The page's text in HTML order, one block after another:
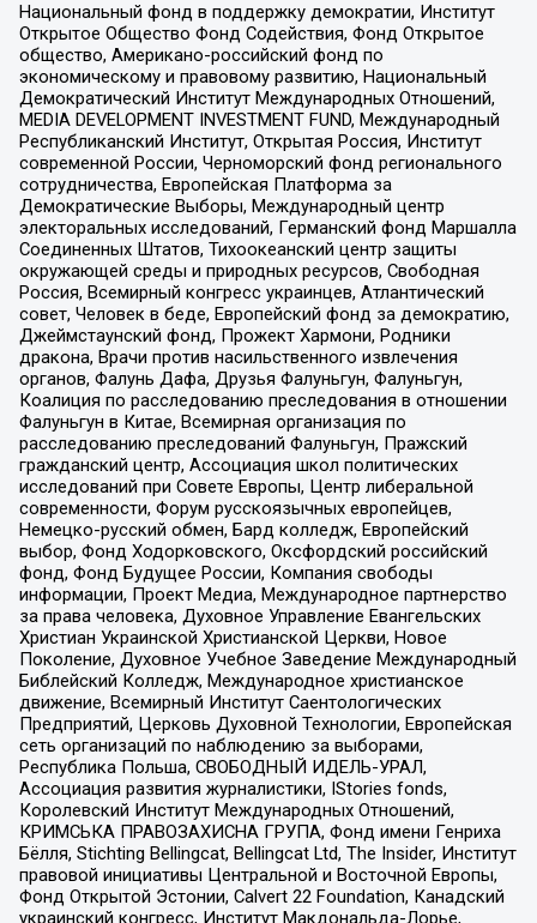
Национальный фонд в поддержку демократии, Институт
Открытое Общество Фонд Содействия, Фонд Открытое
общество, Американо-российский фонд по
экономическому и правовому развитию, Национальный
Демократический Институт Международных Отношений,
MEDIA DEVELOPMENT INVESTMENT FUND, Международный
Республиканский Институт, Открытая Россия, Институт
современной России, Черноморский фонд регионального
сотрудничества, Европейская Платформа за
Демократические Выборы, Международный центр
электоральных исследований, Германский фонд Маршалла
Соединенных Штатов, Тихоокеанский центр защиты
окружающей среды и природных ресурсов, Свободная
Россия, Всемирный конгресс украинцев, Атлантический
совет, Человек в беде, Европейский фонд за демократию,
Джеймстаунский фонд, Прожект Хармони, Родники
дракона, Врачи против насильственного извлечения
органов, Фалунь Дафа, Друзья Фалуньгун, Фалуньгун,
Коалиция по расследованию преследования в отношении
Фалуньгун в Китае, Всемирная организация по
расследованию преследований Фалуньгун, Пражский
гражданский центр, Ассоциация школ политических
исследований при Совете Европы, Центр либеральной
современности, Форум русскоязычных европейцев,
Немецко-русский обмен, Бард колледж, Европейский
выбор, Фонд Ходорковского, Оксфордский российский
фонд, Фонд Будущее России, Компания свободы
информации, Проект Медиа, Международное партнерство
за права человека, Духовное Управление Евангельских
Христиан Украинской Христианской Церкви, Новое
Поколение, Духовное Учебное Заведение Международный
Библейский Колледж, Международное христианское
движение, Всемирный Институт Саентологических
Предприятий, Церковь Духовной Технологии, Европейская
сеть организаций по наблюдению за выборами,
Республика Польша, СВОБОДНЫЙ ИДЕЛЬ-УРАЛ,
Ассоциация развития журналистики, IStories fonds,
Королевский Институт Международных Отношений,
КРИМСЬКА ПРАВОЗАХИСНА ГРУПА, Фонд имени Генриха
Бёлля, Stichting Bellingcat, Bellingcat Ltd, The Insider, Институт
правовой инициативы Центральной и Восточной Европы,
Фонд Открытой Эстонии, Calvert 22 Foundation, Канадский
украинский конгресс, Институт Макдональда-Лорье,